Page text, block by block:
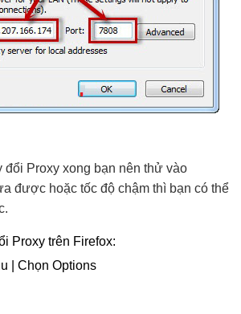
đổi Proxy xong bạn nên thử vào
được hoặc tốc độ chậm thì bạn có thể
Proxy trên Firefox:
| Chọn Options